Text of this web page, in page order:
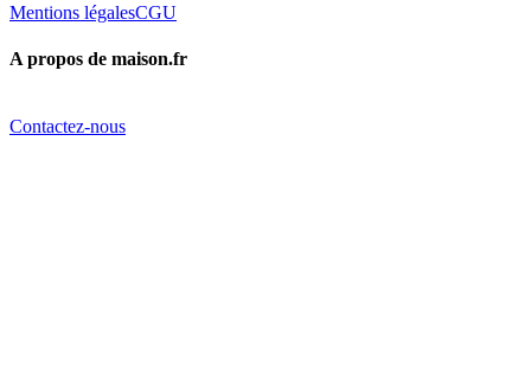
Mentions légalesCGU
A propos de maison.fr
Contactez-nous